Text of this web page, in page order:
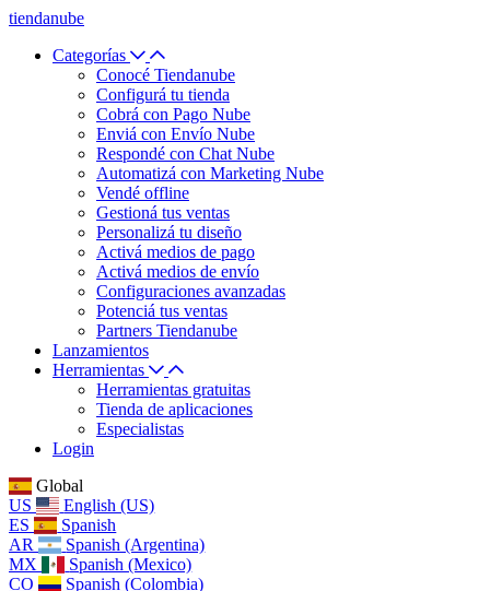
tiendanube
Categorías
Conocé Tiendanube
Configurá tu tienda
Cobrá con Pago Nube
Enviá con Envío Nube
Respondé con Chat Nube
Automatizá con Marketing Nube
Vendé offline
Gestioná tus ventas
Personalizá tu diseño
Activá medios de pago
Activá medios de envío
Configuraciones avanzadas
Potenciá tus ventas
Partners Tiendanube
Lanzamientos
Herramientas
Herramientas gratuitas
Tienda de aplicaciones
Especialistas
Login
Global
US
English (US)
ES
Spanish
AR
Spanish (Argentina)
MX
Spanish (Mexico)
CO
Spanish (Colombia)